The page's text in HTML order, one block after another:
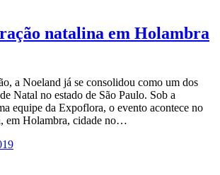
natalina em Holambra
a Noeland já se consolidou como um dos
Natal no estado de São Paulo. Sob a
equipe da Expoflora, o evento acontece no
em Holambra, cidade no…